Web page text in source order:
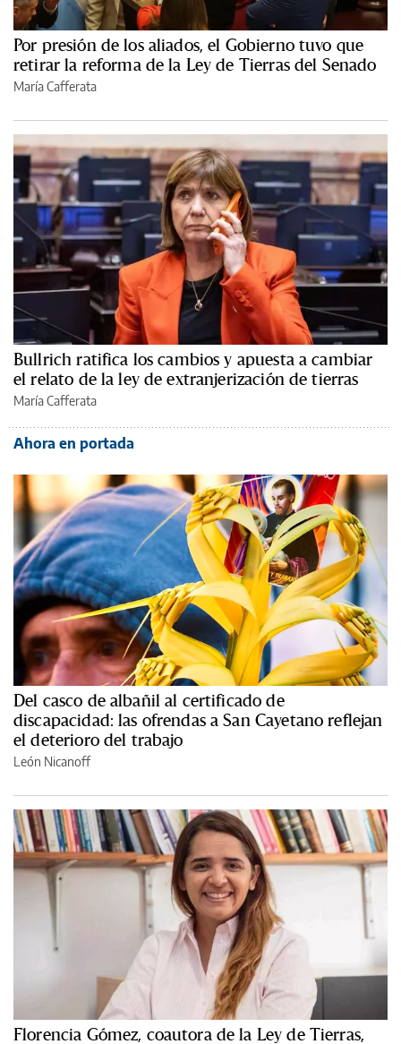
Por presión de los aliados, el Gobierno tuvo que
retirar la reforma de la Ley de Tierras del Senado
María Cafferata
Bullrich ratifica los cambios y apuesta a cambiar
el relato de la ley de extranjerización de tierras
María Cafferata
Ahora en portada
Del casco de albañil al certificado de
discapacidad: las ofrendas a San Cayetano reflejan
el deterioro del trabajo
León Nicanoff
Florencia Gómez, coautora de la Ley de Tierras,